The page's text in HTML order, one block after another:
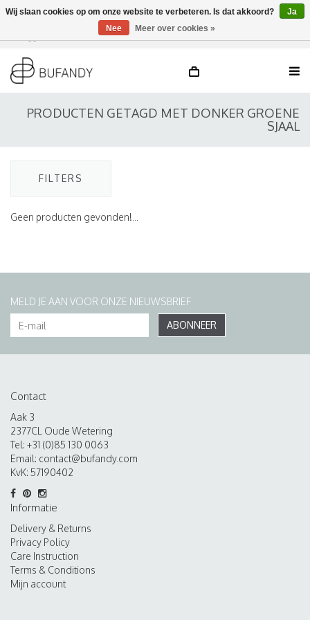
DE / EN
PRODUCTEN GETAGD MET DONKER GROENE
SJAAL
FILTERS
Geen producten gevonden!...
MELD JE AAN VOOR ONZE NIEUWSBRIEF
ABONNEER
Contact
Aak 3
2377CL Oude Wetering
Tel: +31 (0)85 130 0063
Email: contact@bufandy.com
KvK: 57190402
Informatie
Delivery & Returns
Privacy Policy
Care Instruction
Terms & Conditions
Mijn account
Wij slaan cookies op om onze website te verbeteren. Is dat akkoord?
Ja
Nee
Meer over cookies »